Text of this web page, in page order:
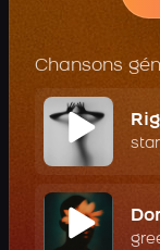
Chansons